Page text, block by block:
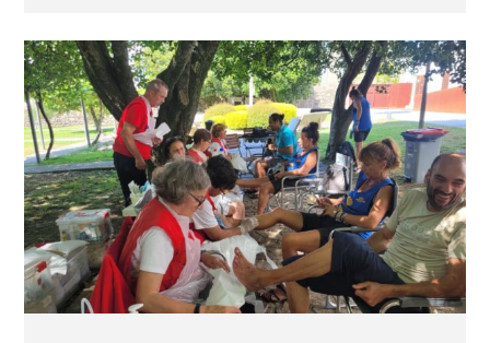
em Portugal para a formação de jovens […]